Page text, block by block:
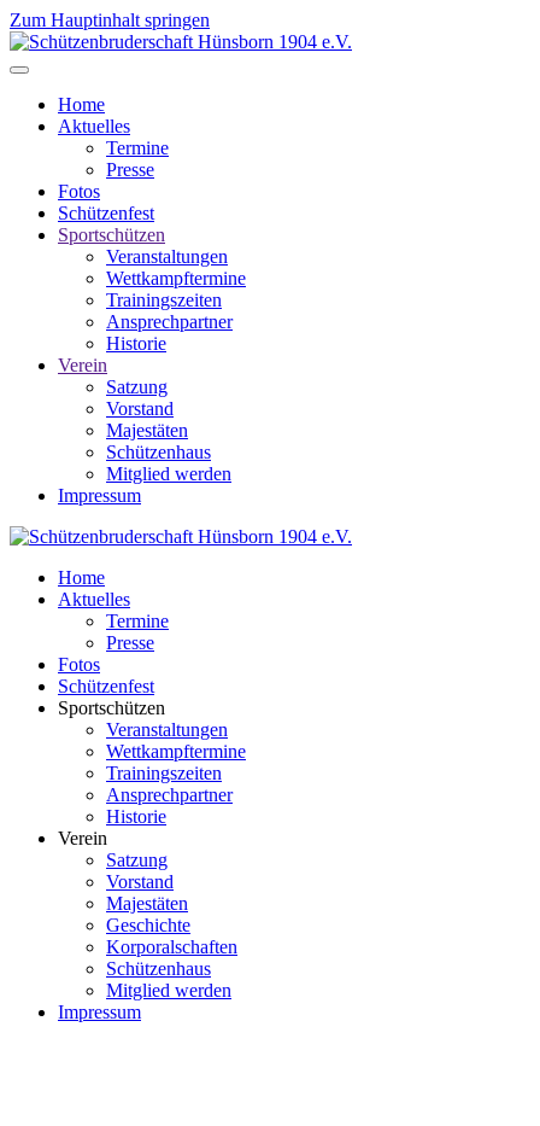
Zum Hauptinhalt springen
Home
Aktuelles
Termine
Presse
Fotos
Schützenfest
Sportschützen
Veranstaltungen
Wettkampftermine
Trainingszeiten
Ansprechpartner
Historie
Verein
Satzung
Vorstand
Majestäten
Schützenhaus
Mitglied werden
Impressum
Home
Aktuelles
Termine
Presse
Fotos
Schützenfest
Sportschützen
Veranstaltungen
Wettkampftermine
Trainingszeiten
Ansprechpartner
Historie
Verein
Satzung
Vorstand
Majestäten
Geschichte
Korporalschaften
Schützenhaus
Mitglied werden
Impressum